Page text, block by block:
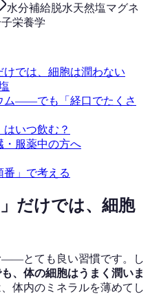
水分補給脱水天然塩マグネ
栄養学
けでは、細胞は潤わない
ム——でも「経口でたくさ
いつ飲む？
・服薬中の方へ
番」で考える
だけでは、細胞
——とても良い習慣です。し
、体の細胞はうまく潤いま
体内のミネラルを薄めてし